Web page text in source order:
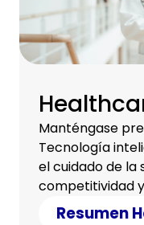
Manténgase
Tecnología
el cuidado de la
competitividad
costos.
Resumen